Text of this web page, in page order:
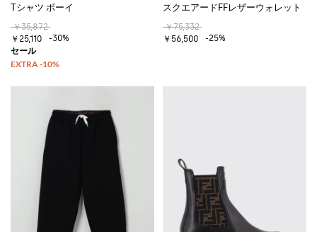
Tシャツ ボーイ
￥35,872
￥25,110
-30%
スクエアードFFレザーウォレット
￥75,332
￥56,500
-25%